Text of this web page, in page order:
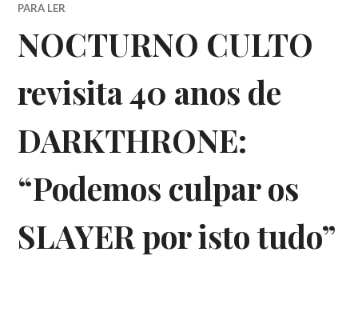
PARA LER
NOCTURNO CULTO
revisita 40 anos de
DARKTHRONE:
“Podemos culpar os
SLAYER por isto tudo”